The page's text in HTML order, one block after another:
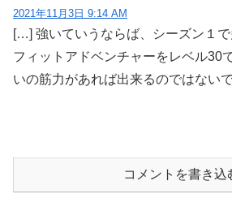
2021年11月3日 9:14 AM
[…] 強いていうならば、シーズン１
フィットアドベンチャーをレベル30
いの筋力があれば出来るのではない
コメントを書き込